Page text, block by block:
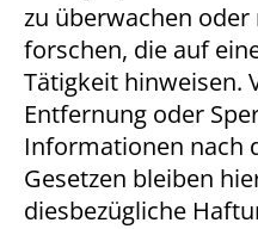
zu überwachen
forschen, die auf
Tätigkeit hinweisen.
Entfernung oder
Informationen nach
Gesetzen bleiben
diesbezügliche